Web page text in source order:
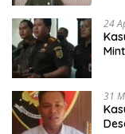
24
31